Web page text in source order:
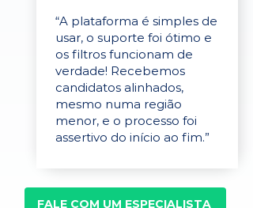
“A plataforma é simples de
usar, o suporte foi ótimo e
os filtros funcionam de
verdade! Recebemos
candidatos alinhados,
mesmo numa região
menor, e o processo foi
assertivo do início ao fim.”
FALE COM UM ESPECIALISTA